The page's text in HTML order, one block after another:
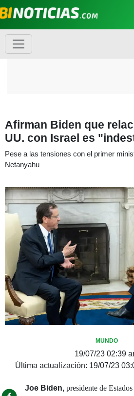
Afirman Biden que
UU. con Israel es
Pese a las tensiones con el primer
Netanyahu
MUNDO
19/07/23 02:39
Última actualización: 19/07/23
Joe Biden,presidente de